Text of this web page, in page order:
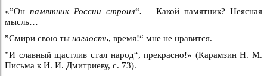
«”Он памятник России строил“. – Какой памятник? Неясная
мысль…
”Смири свою ты наглость, время!“ мне не нравится. –
”И славный щастлив стал народ“, прекрасно!» (Карамзин Н. М.
Письма к И. И. Дмитриеву, с. 73).